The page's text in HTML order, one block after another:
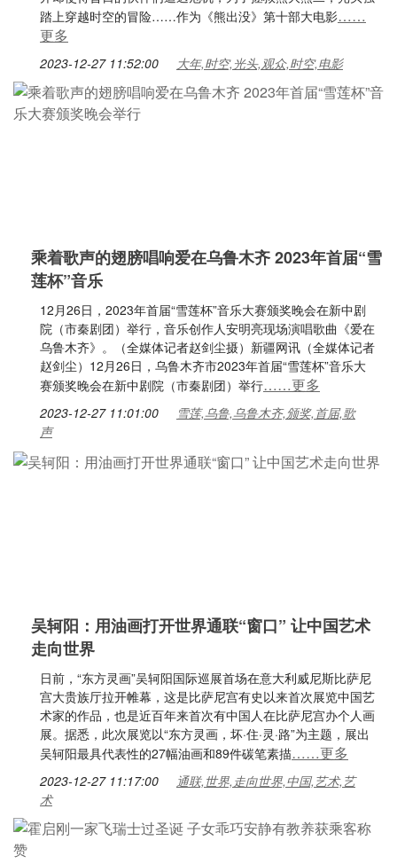
踏上穿越时空的冒险……作为《熊出没》第十部大电影……
更多
2023-12-27 11:52:00 大年,时空,光头,观众,时空,电影
乘着歌声的翅膀唱响爱在乌鲁木齐 2023年首届“雪
莲杯”音乐
12月26日，2023年首届“雪莲杯”音乐大赛颁奖晚会在新中剧
院（市秦剧团）举行，音乐创作人安明亮现场演唱歌曲《爱在
乌鲁木齐》。（全媒体记者赵剑尘摄）新疆网讯（全媒体记者
赵剑尘）12月26日，乌鲁木齐市2023年首届“雪莲杯”音乐大
赛颁奖晚会在新中剧院（市秦剧团）举行……更多
2023-12-27 11:01:00
雪莲,乌鲁,乌鲁木齐,颁奖,首届,歌
声
吴轲阳：用油画打开世界通联“窗口” 让中国艺术
走向世界
日前，“东方灵画”吴轲阳国际巡展首场在意大利威尼斯比萨尼
宫大贵族厅拉开帷幕，这是比萨尼宫有史以来首次展览中国艺
术家的作品，也是近百年来首次有中国人在比萨尼宫办个人画
展。据悉，此次展览以“东方灵画，坏·住·灵·路”为主题，展出
吴轲阳最具代表性的27幅油画和89件碳笔素描……更多
2023-12-27 11:17:00
通联,世界,走向世界,中国,艺术,艺
术